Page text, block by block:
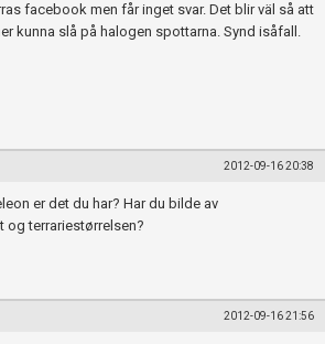
facebook men får inget svar. Det blir väl så att
kunna slå på halogen spottarna. Synd isåfall.
2012-09-16 20:38
er det du har? Har du bilde av
og terrariestørrelsen?
2012-09-16 21:56